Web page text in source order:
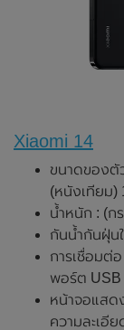
Xiaomi 14
ขนาดของตั
(หนังเทียม)
น้ำหนัก : (ก
กันน้ำกันฝุ่น
การเชื่อมต่
พอร์ต USB
หน้าจอแสด
ความละเอี